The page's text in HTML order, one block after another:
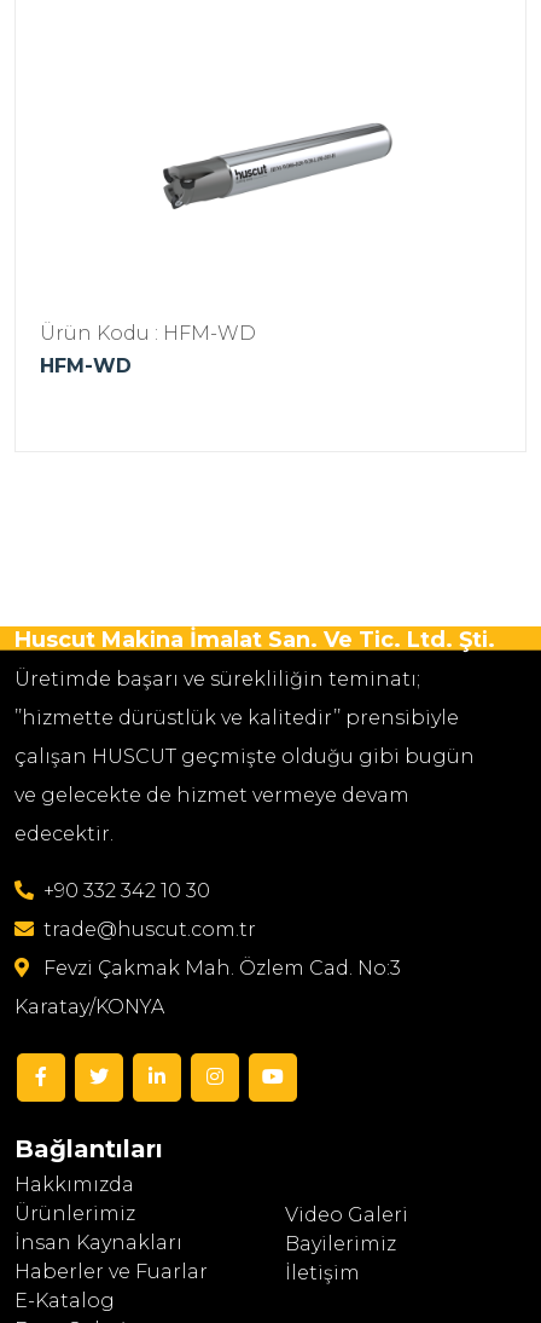
Ürün Kodu : HFM-WD
HFM-WD
Huscut Makina İmalat San. Ve Tic. Ltd. Şti.
Üretimde başarı ve sürekliliğin teminatı;
’’hizmette dürüstlük ve kalitedir’’ prensibiyle
çalışan HUSCUT geçmişte olduğu gibi bugün
ve gelecekte de hizmet vermeye devam
edecektir.
+90 332 342 10 30
trade@huscut.com.tr
Fevzi Çakmak Mah. Özlem Cad. No:3
Karatay/KONYA
Bağlantıları
Hakkımızda
Ürünlerimiz
İnsan Kaynakları
Haberler ve Fuarlar
E-Katalog
Video Galeri
Bayilerimiz
İletişim